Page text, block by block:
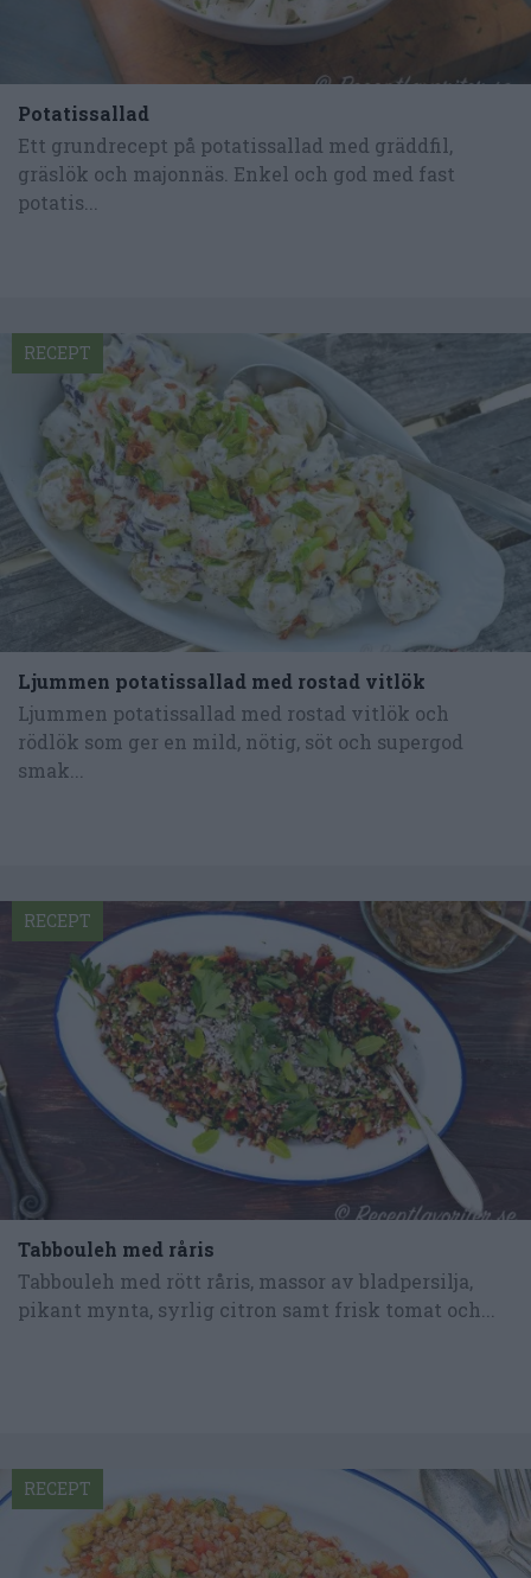
Potatissallad
Ett grundrecept på potatissallad med gräddfil,
gräslök och majonnäs. Enkel och god med fast
potatis...
Ljummen potatissallad med rostad vitlök
Ljummen potatissallad med rostad vitlök och
rödlök som ger en mild, nötig, söt och supergod
smak...
RECEPT
Tabbouleh med råris
Tabbouleh med rött råris, massor av bladpersilja,
pikant mynta, syrlig citron samt frisk tomat och...
RECEPT
RECEPT